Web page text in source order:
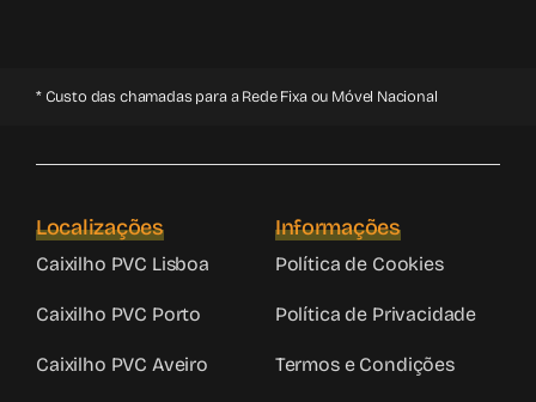
* Custo das chamadas para a Rede Fixa ou Móvel Nacional
Localizações
Caixilho PVC Lisboa
Caixilho PVC Porto
Caixilho PVC Aveiro
Informações
Política de Cookies
Política de Privacidade
Termos e Condições